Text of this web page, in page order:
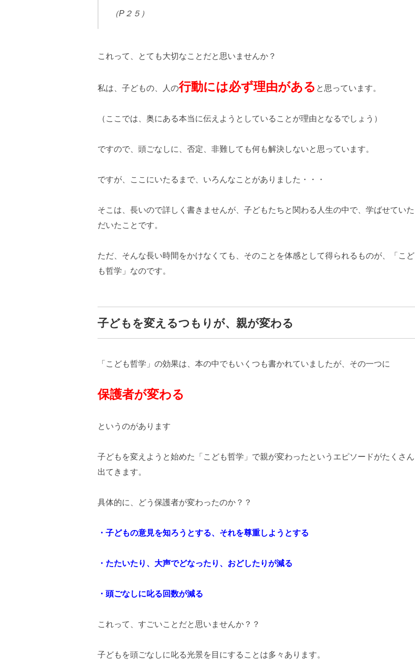
（P２５）
これって、とても大切なことだと思いませんか？
私は、子どもの、人の行動には必ず理由がある と思っています。
（ここでは、奥にある本当に伝えようとしていることが理由となるでしょう）
ですので、頭ごなしに、否定、非難しても何も解決しないと思っています。
ですが、ここにいたるまで、いろんなことがありました・・・
そこは、長いので詳しく書きませんが、子どもたちと関わる人生の中で、学ばせていた
だいたことです。
ただ、そんな長い時間をかけなくても、そのことを体感として得られるものが、「こど
も哲学」なのです。
子どもを変えるつもりが、親が変わる
「こども哲学」の効果は、本の中でもいくつも書かれていましたが、その一つに
保護者が変わる
というのがあります
子どもを変えようと始めた「こども哲学」で親が変わったというエピソードがたくさん
出てきます。
具体的に、どう保護者が変わったのか？？
・子どもの意見を知ろうとする、それを尊重しようとする
・たたいたり、大声でどなったり、おどしたりが減る
・頭ごなしに叱る回数が減る
これって、すごいことだと思いませんか？？
子どもを頭ごなしに叱る光景を目にすることは多々あります。